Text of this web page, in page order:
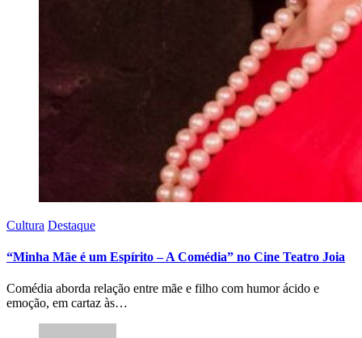
Cultura Destaque
“Minha Mãe é um Espírito – A Comédia” no Cine Teatro Joia
Comédia aborda relação entre mãe e filho com humor ácido e
emoção, em cartaz às…